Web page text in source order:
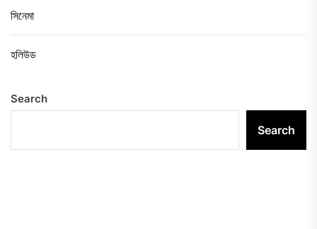
সিনেমা
হলিউড
Search
Search